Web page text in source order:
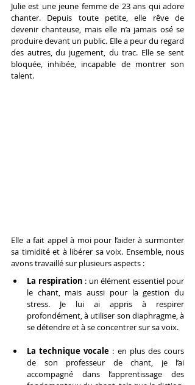
Julie est une jeune femme de 23 ans qui adore
chanter. Depuis toute petite, elle rêve de
devenir chanteuse, mais elle n’a jamais osé se
produire devant un public. Elle a peur du regard
des autres, du jugement, du trac. Elle se sent
bloquée, inhibée, incapable de montrer son
talent.
Elle a fait appel à moi pour l’aider à surmonter
sa timidité et à libérer sa voix. Ensemble, nous
avons travaillé sur plusieurs aspects :
La respiration : un élément essentiel pour
le chant, mais aussi pour la gestion du
stress. Je lui ai appris à respirer
profondément, à utiliser son diaphragme, à
se détendre et à se concentrer sur sa voix.
La technique vocale : en plus des cours
de son professeur de chant, je l’ai
accompagné dans l’apprentissage des